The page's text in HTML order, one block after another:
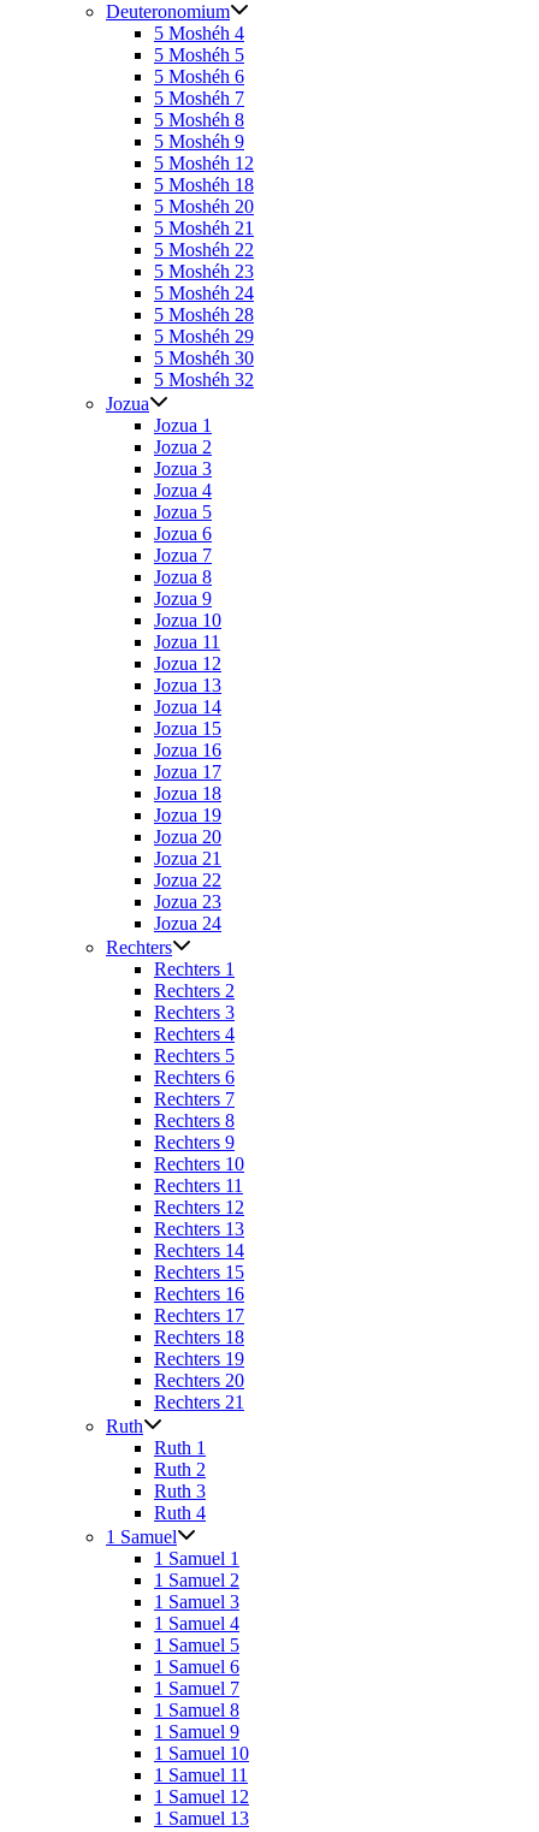
Deuteronomium
5 Moshéh 4
5 Moshéh 5
5 Moshéh 6
5 Moshéh 7
5 Moshéh 8
5 Moshéh 9
5 Moshéh 12
5 Moshéh 18
5 Moshéh 20
5 Moshéh 21
5 Moshéh 22
5 Moshéh 23
5 Moshéh 24
5 Moshéh 28
5 Moshéh 29
5 Moshéh 30
5 Moshéh 32
Jozua
Jozua 1
Jozua 2
Jozua 3
Jozua 4
Jozua 5
Jozua 6
Jozua 7
Jozua 8
Jozua 9
Jozua 10
Jozua 11
Jozua 12
Jozua 13
Jozua 14
Jozua 15
Jozua 16
Jozua 17
Jozua 18
Jozua 19
Jozua 20
Jozua 21
Jozua 22
Jozua 23
Jozua 24
Rechters
Rechters 1
Rechters 2
Rechters 3
Rechters 4
Rechters 5
Rechters 6
Rechters 7
Rechters 8
Rechters 9
Rechters 10
Rechters 11
Rechters 12
Rechters 13
Rechters 14
Rechters 15
Rechters 16
Rechters 17
Rechters 18
Rechters 19
Rechters 20
Rechters 21
Ruth
Ruth 1
Ruth 2
Ruth 3
Ruth 4
1 Samuel
1 Samuel 1
1 Samuel 2
1 Samuel 3
1 Samuel 4
1 Samuel 5
1 Samuel 6
1 Samuel 7
1 Samuel 8
1 Samuel 9
1 Samuel 10
1 Samuel 11
1 Samuel 12
1 Samuel 13